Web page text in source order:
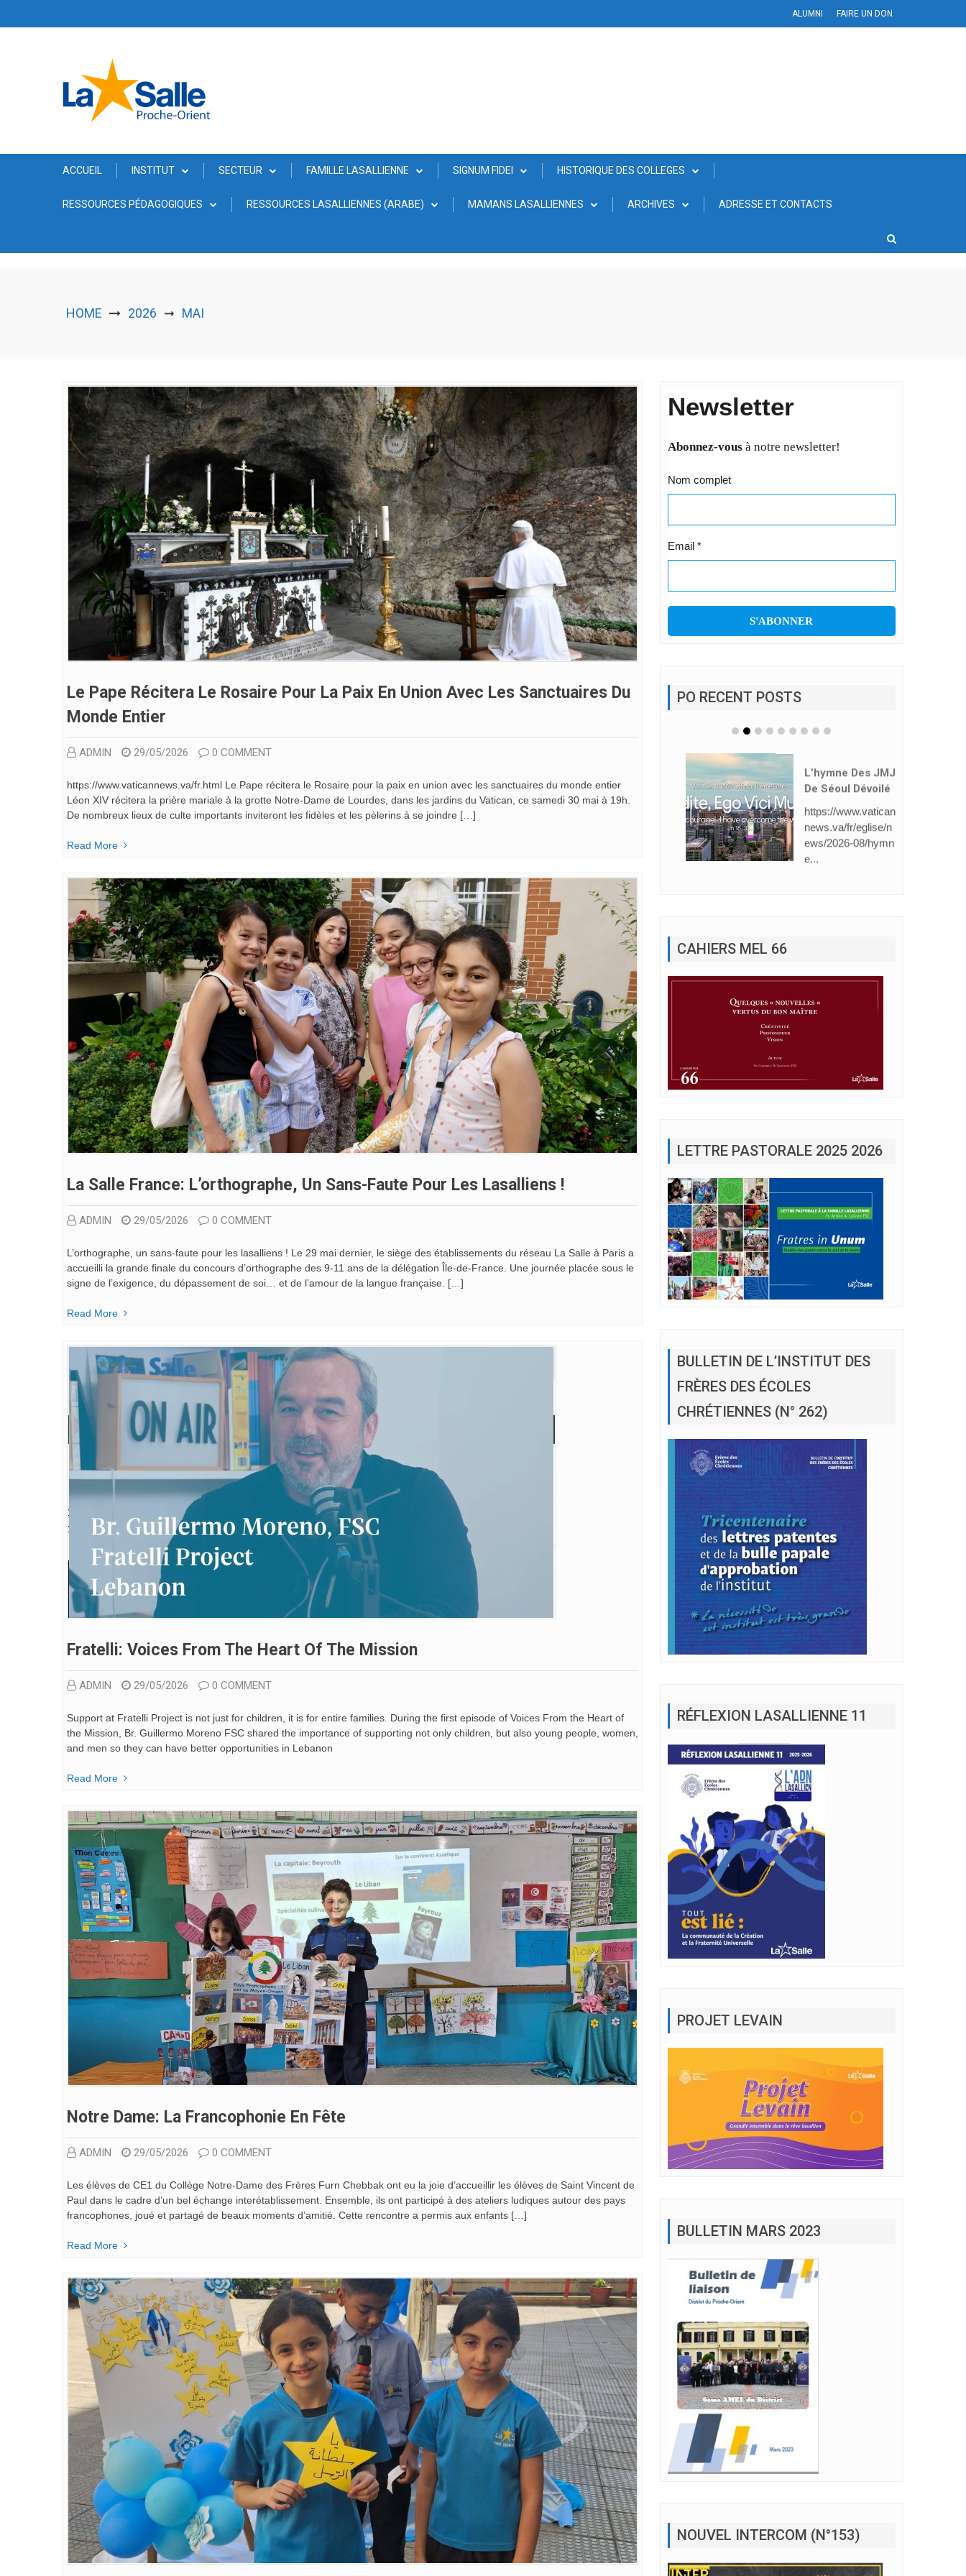
ALUMNI FAIRE UN DON
ACCUEIL INSTITUT SECTEUR FAMILLE LASALLIENNE SIGNUM FIDEI HISTORIQUE DES COLLEGES
RESSOURCES PÉDAGOGIQUES RESSOURCES LASALLIENNES (ARABE) MAMANS LASALLIENNES ARCHIVES ADRESSE ET CONTACTS
HOME 2026 ➞ MAI
Le Pape Récitera Le Rosaire Pour La Paix En Union Avec Les Sanctuaires Du
Monde Entier
ADMIN 29/05/2026 0 COMMENT
https://www.vaticannews.va/fr.html Le Pape récitera le Rosaire pour la paix en union avec les sanctuaires du monde entier
Léon XIV récitera la prière mariale à la grotte Notre-Dame de Lourdes, dans les jardins du Vatican, ce samedi 30 mai à 19h.
De nombreux lieux de culte importants inviteront les fidèles et les pèlerins à se joindre […]
Read More
La Salle France: L’orthographe, Un Sans-Faute Pour Les Lasalliens !
ADMIN 29/05/2026 0 COMMENT
L’orthographe, un sans-faute pour les lasalliens ! Le 29 mai dernier, le siège des établissements du réseau La Salle à Paris a
accueilli la grande finale du concours d’orthographe des 9-11 ans de la délégation Île-de-France. Une journée placée sous le
signe de l’exigence, du dépassement de soi… et de l’amour de la langue française. […]
Read More
Fratelli: Voices From The Heart Of The Mission
ADMIN 29/05/2026 0 COMMENT
Support at Fratelli Project is not just for children, it is for entire families. During the first episode of Voices From the Heart of
the Mission, Br. Guillermo Moreno FSC shared the importance of supporting not only children, but also young people, women,
and men so they can have better opportunities in Lebanon
Read More
Notre Dame: La Francophonie En Fête
ADMIN 29/05/2026 0 COMMENT
Les élèves de CE1 du Collège Notre-Dame des Frères Furn Chebbak ont eu la joie d’accueillir les élèves de Saint Vincent de
Paul dans le cadre d’un bel échange interétablissement. Ensemble, ils ont participé à des ateliers ludiques autour des pays
francophones, joué et partagé de beaux moments d’amitié. Cette rencontre a permis aux enfants […]
Read More
Newsletter
Abonnez-vousà notre newsletter!
Nom complet
Email *
PO RECENT POSTS
De Séoul Dévoilé
news.va/fr/eglise/n
ews/2026-08/hymn
e...
FRÈRES DES ÉCOLES
CHRÉTIENNES (N° 262)